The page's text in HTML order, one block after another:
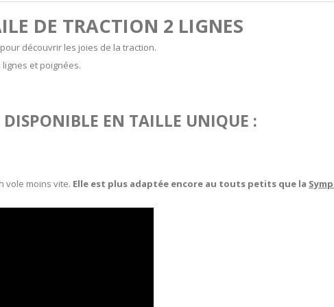
DE TRACTION 2 LIGNES
découvrir les joies de la traction.
et poignées.
EN TAILLE UNIQUE :
vole moins vite. Elle est plus adaptée encore au touts petits que la